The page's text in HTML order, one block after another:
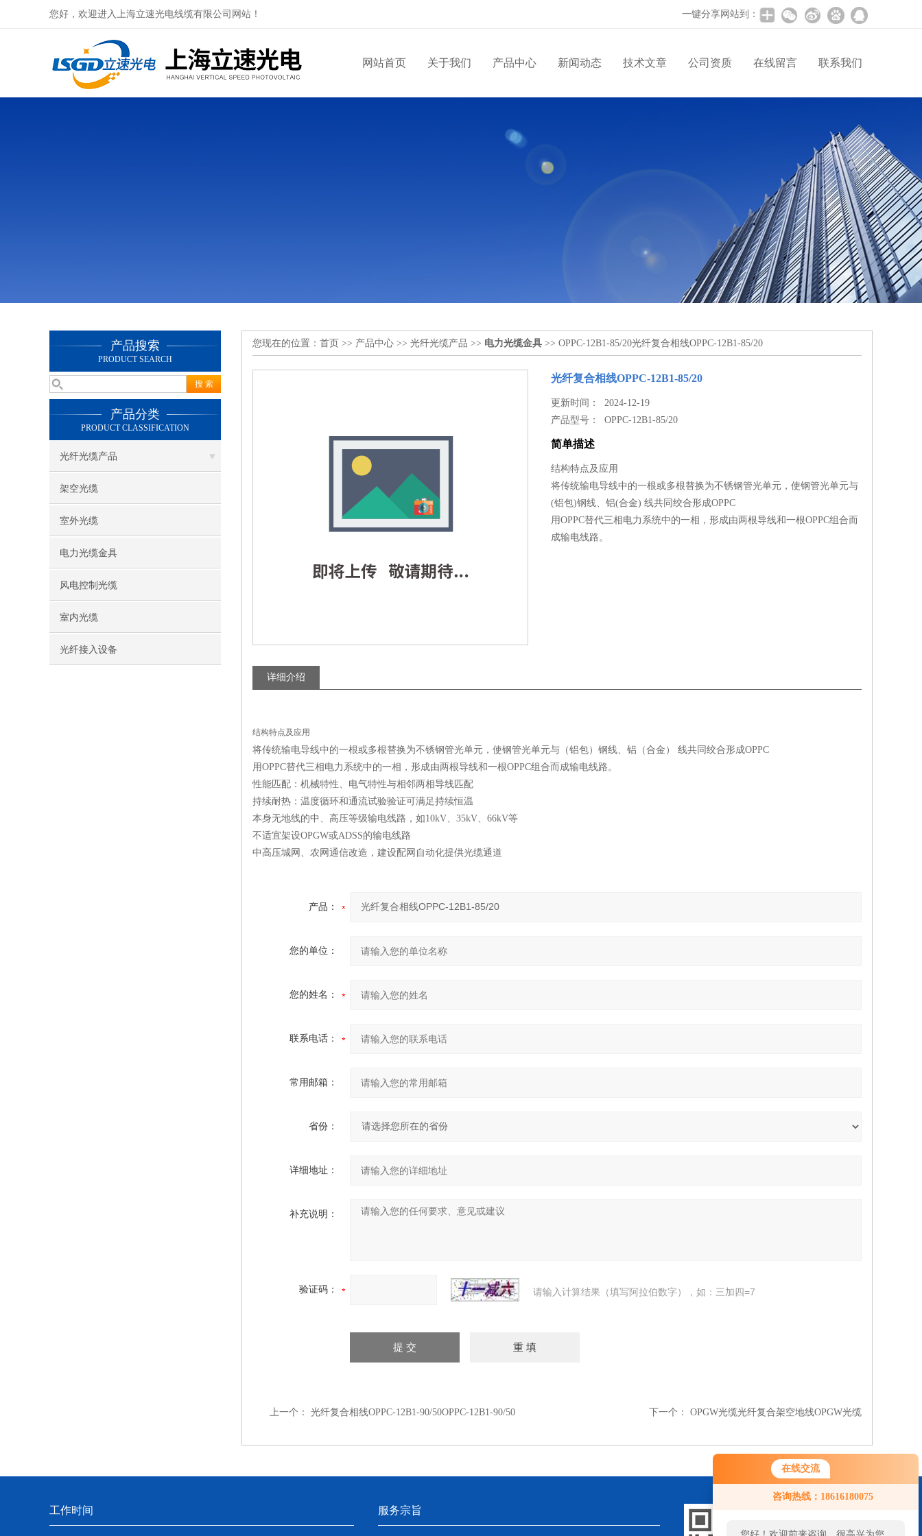
在线交流
咨询热线：18616180075
您好，欢迎进入上海立速光电线缆有限公司网站！ 一键分享网站到：
网站首页 关于我们 产品中心 新闻动态 技术文章 公司资质 在线留言 联系我们
产品搜索
PRODUCT SEARCH
产品分类
PRODUCT CLASSIFICATION
光纤光缆产品
架空光缆
室外光缆
电力光缆金具
风电控制光缆
室内光缆
光纤接入设备
您现在的位置： 首页 >> 产品中心 >> 光纤光缆产品 >> 电力光缆金具 >> OPPC-12B1-85/20光纤复合相线OPPC-12B1-85/20
光纤复合相线OPPC-12B1-85/20
更新时间： 2024-12-19
产品型号：OPPC-12B1-85/20
简单描述
结构特点及应用
将传统输电导线中的一根或多根替换为不锈钢管光单元，使钢管光单元与
(铝包)钢线、铝(合金) 线共同绞合形成OPPC
用OPPC替代三相电力系统中的一相，形成由两根导线和一根OPPC组合而
成输电线路。
详细介绍
结构特点及应用
将传统输电导线中的一根或多根替换为不锈钢管光单元，使钢管光单元与（铝包）钢线、铝（合金） 线共同绞合形成OPPC
用OPPC替代三相电力系统中的一相，形成由两根导线和一根OPPC组合而成输电线路。
性能匹配：机械特性、电气特性与相邻两相导线匹配
持续耐热：温度循环和通流试验验证可满足持续恒温
本身无地线的中、高压等级输电线路，如10kV、35kV、66kV等
不适宜架设OPGW或ADSS的输电线路
中高压城网、农网通信改造，建设配网自动化提供光缆通道
产品：
您的单位：
您的姓名：
联系电话：
常用邮箱：
省份：
详细地址：
补充说明：
验证码： 请输入计算结果（填写阿拉伯数字），如：三加四=7
上一个： 光纤复合相线OPPC-12B1-90/50OPPC-12B1-90/50 下一个： OPGW光缆光纤复合架空地线OPGW光缆
工作时间 服务宗旨